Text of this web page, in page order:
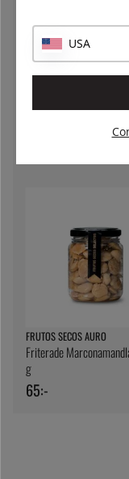
Ostduk, filterduk -
FRUTOS SECOS AURO
Friterade
g
65:-
USA